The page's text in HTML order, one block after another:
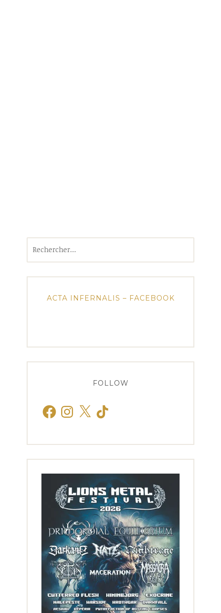
ACTA INFERNALIS – FACEBOOK
FOLLOW
FacebookInstagram
X TikTok